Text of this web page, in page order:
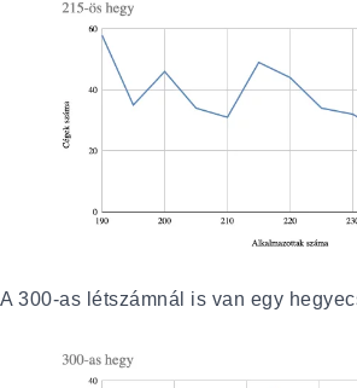
A 300-as létszámnál is van egy